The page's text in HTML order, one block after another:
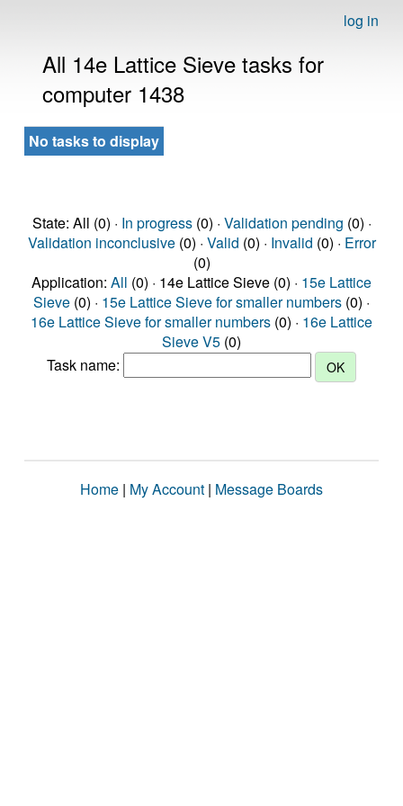
log in
All 14e Lattice Sieve tasks for
computer 1438
No tasks to display
State: All (0) · In progress(0) · Validation pending (0) ·
Validation inconclusive(0) · Valid (0) · Invalid (0) · Error
(0)
Application: All (0) · 14e Lattice Sieve (0) · 15e Lattice
Sieve (0) · 15e Lattice Sieve for smaller numbers (0) ·
16e Lattice Sieve for smaller numbers (0) · 16e Lattice
Sieve V5 (0)
Task name:
Home | My Account | Message Boards